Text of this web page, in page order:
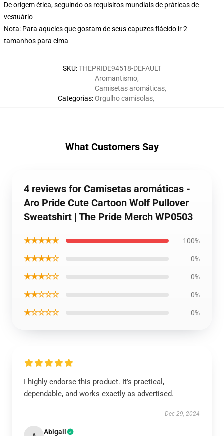
De origem ética, seguindo os requisitos mundiais de práticas de
vestuário
Nota: Para aqueles que gostam de seus capuzes flácido ir 2
tamanhos para cima
SKU:THEPRIDE94518-DEFAULT
Categorias:
Aromantismo,
Camisetas aromáticas,
Orgulho camisolas,
What Customers Say
4 reviews for Camisetas aromáticas -
Aro Pride Cute Cartoon Wolf Pullover
Sweatshirt | The Pride Merch WP0503
★★★★★ 100%
★★★★☆ 0%
★★★☆☆ 0%
★★☆☆☆ 0%
★☆☆☆☆ 0%
I highly endorse this product. It’s practical,
dependable, and works exactly as advertised.
Dec 29, 2024
Abigail